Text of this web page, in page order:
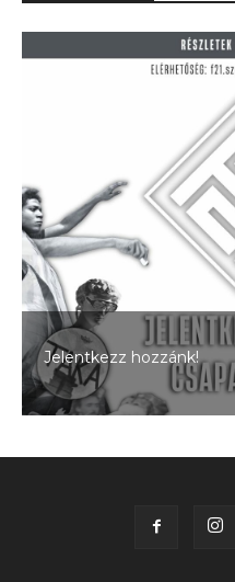
Jelentkezz hozzánk!